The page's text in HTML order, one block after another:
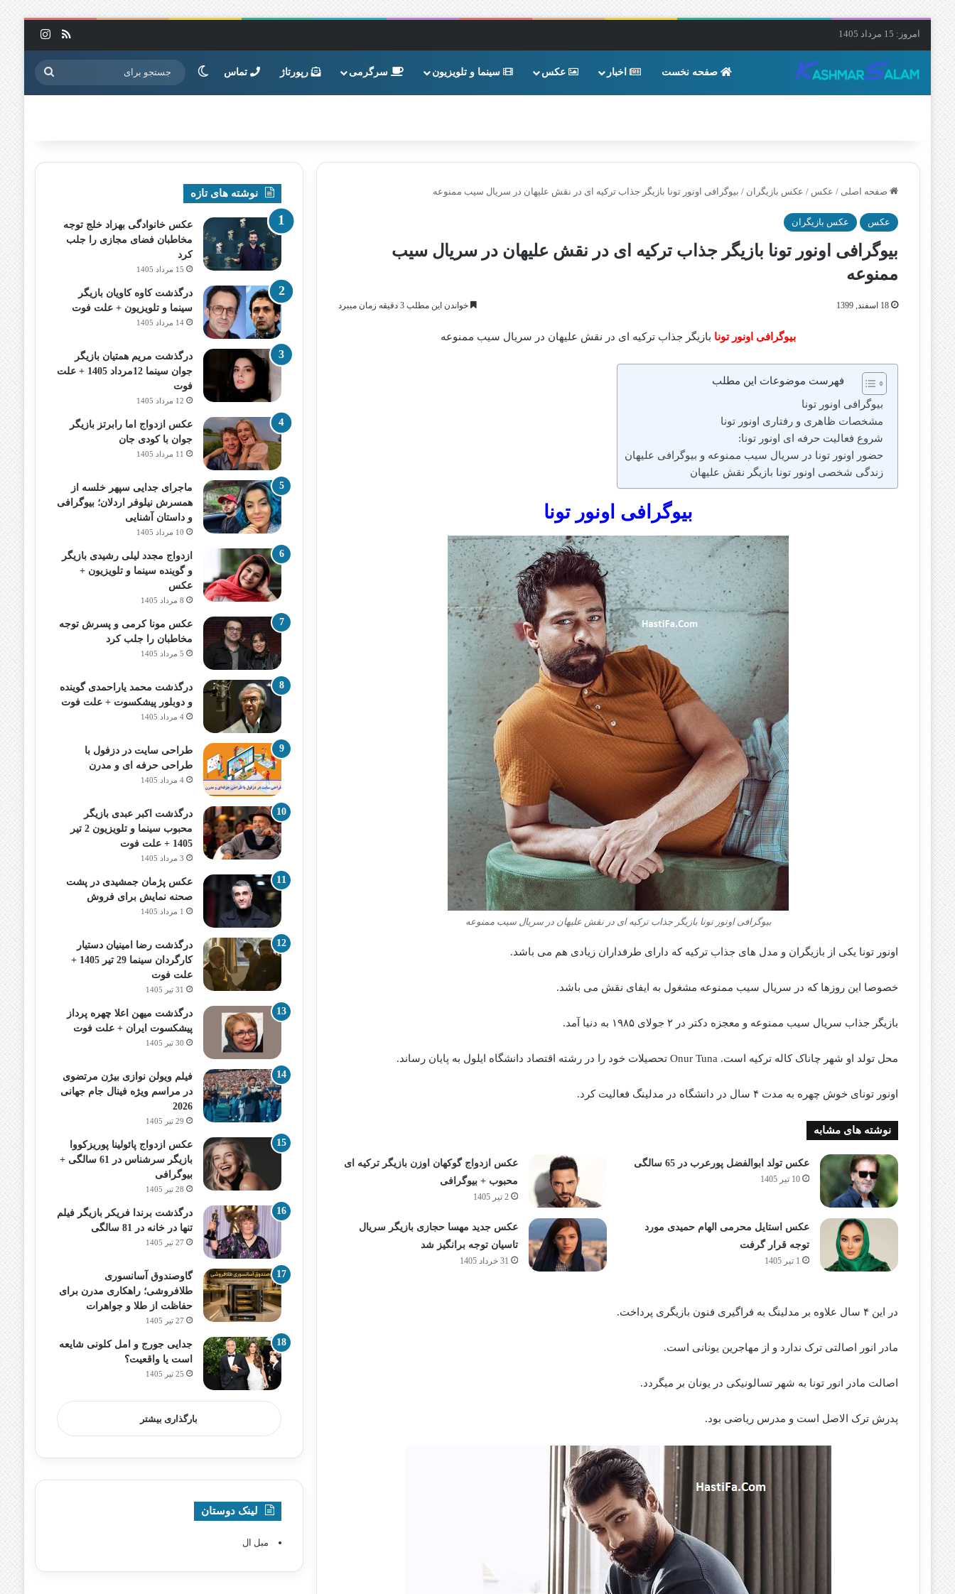
امروز: 15 مرداد 1405 خوراک
صفحه نخست اخبار عکس سینما و تلویزیون سرگرمی رپورتاژ تماس تغییر پوسته جستجو
برای
صفحه اصلی / عکس / عکس بازیگران / بیوگرافی اونور تونا بازیگر جذاب ترکیه ای در نقش علیهان در سریال سیب ممنوعه
عکس عکس بازیگران
بیوگرافی اونور تونا بازیگر جذاب ترکیه ای در نقش علیهان در سریال سیب
ممنوعه
18 اسفند, 1399 خواندن این مطلب 3 دقیقه زمان میبرد
بیوگرافی اونور تونا بازیگر جذاب ترکیه ای در نقش علیهان در سریال سیب ممنوعه
فهرست موضوعات این مطلب
بیوگرافی اونور تونا
مشخصات ظاهری و رفتاری اونور تونا
شروع فعالیت حرفه ای اونور تونا:
حضور اونور تونا در سریال سیب ممنوعه و بیوگرافی علیهان
زندگی شخصی اونور تونا بازیگر نقش علیهان
بیوگرافی اونور تونا
بیوگرافی اونور تونا بازیگر جذاب ترکیه ای در نقش علیهان در سریال سیب ممنوعه
اونور تونا یکی از بازیگران و مدل های جذاب ترکیه که دارای طرفداران زیادی هم می باشد.
خصوصا این روزها که در سریال سیب ممنوعه مشغول به ایفای نقش می باشد.
بازیگر جذاب سریال سیب ممنوعه و معجزه دکتر در ۲ جولای ۱۹۸۵ به دنیا آمد.
محل تولد او شهر چاناک کاله ترکیه است. Onur Tuna تحصیلات خود را در رشته اقتصاد دانشگاه ایلول به پایان رساند.
اونور تونای خوش چهره به مدت ۴ سال در دانشگاه در مدلینگ فعالیت کرد.
نوشته های مشابه
عکس تولد ابوالفضل پورعرب در 65 سالگی
10 تیر 1405
عکس ازدواج گوکهان اوزن بازیگر ترکیه ای
محبوب + بیوگرافی
2 تیر 1405
عکس استایل محرمی الهام حمیدی مورد
توجه قرار گرفت
1 تیر 1405
عکس جدید مهسا حجازی بازیگر سریال
تاسیان توجه برانگیز شد
31 خرداد 1405
در این ۴ سال علاوه بر مدلینگ به فراگیری فنون بازیگری پرداخت.
مادر انور اصالتی ترک ندارد و از مهاجرین یونانی است.
اصالت مادر انور تونا به شهر تسالونیکی در یونان بر میگردد.
پدرش ترک الاصل است و مدرس ریاضی بود.
نوشته های تازه
عکس خانوادگی بهزاد خلج توجه
مخاطبان فضای مجازی را جلب
کرد
15 مرداد 1405
درگذشت کاوه کاویان بازیگر
سینما و تلویزیون + علت فوت
14 مرداد 1405
درگذشت مریم همتیان بازیگر
جوان سینما 12مرداد 1405 + علت
فوت
12 مرداد 1405
عکس ازدواج اما رابرتز بازیگر
جوان با کودی جان
11 مرداد 1405
ماجرای جدایی سپهر خلسه از
همسرش نیلوفر اردلان؛ بیوگرافی
و داستان آشنایی
10 مرداد 1405
ازدواج مجدد لیلی رشیدی بازیگر
و گوینده سینما و تلویزیون +
عکس
8 مرداد 1405
عکس مونا کرمی و پسرش توجه
مخاطبان را جلب کرد
5 مرداد 1405
درگذشت محمد یاراحمدی گوینده
و دوبلور پیشکسوت + علت فوت
4 مرداد 1405
طراحی سایت در دزفول با
طراحی حرفه‌ ای و مدرن
4 مرداد 1405
درگذشت اکبر عبدی بازیگر
محبوب سینما و تلویزیون 2 تیر
1405 + علت فوت
3 مرداد 1405
عکس پژمان جمشیدی در پشت
صحنه نمایش برای فروش
1 مرداد 1405
درگذشت رضا امینیان دستیار
کارگردان سینما 29 تیر 1405 +
علت فوت
31 تیر 1405
درگذشت میهن اعلا چهره پرداز
پیشکسوت ایران + علت فوت
30 تیر 1405
فیلم ویولن نوازی بیژن مرتضوی
در مراسم ویژه فینال جام جهانی
2026
29 تیر 1405
عکس ازدواج پائولینا پوریزکووا
بازیگر سرشناس در 61 سالگی +
بیوگرافی
28 تیر 1405
درگذشت برندا فریکر بازیگر فیلم
تنها در خانه در 81 سالگی
27 تیر 1405
گاوصندوق آسانسوری
طلافروشی؛ راهکاری مدرن برای
حفاظت از طلا و جواهرات
27 تیر 1405
جدایی جورج و امل کلونی شایعه
است یا واقعیت؟
25 تیر 1405
بارگذاری بیشتر
لینک دوستان
مبل ال